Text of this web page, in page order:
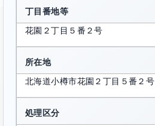
丁目番地等
花園２丁目５番２号
所在地
北海道小樽市花園２丁目５番２号
処理区分